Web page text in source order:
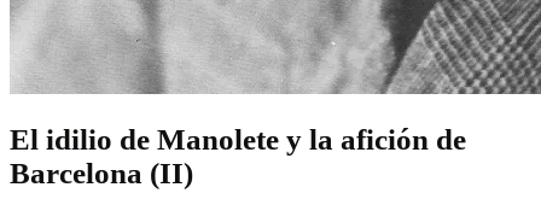
El idilio de Manolete y la afición de
Barcelona (II)